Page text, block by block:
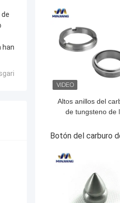
han
Altos anillos del
de tungsteno de
para el sello
MEJOR PRECIO
Botón del carburo
MEJOR PRECIO